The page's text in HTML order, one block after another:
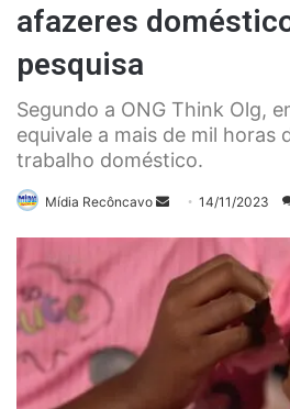
afazeres
pesquisa
Segundo a ONG Think Olg,
equivale a mais de mil horas
trabalho doméstico.
Mídia Recôncavo
Mande
e-
mail
14/11/2023